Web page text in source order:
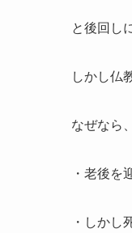
と後回し
しかし仏
なぜなら、
・老後を
・しかし